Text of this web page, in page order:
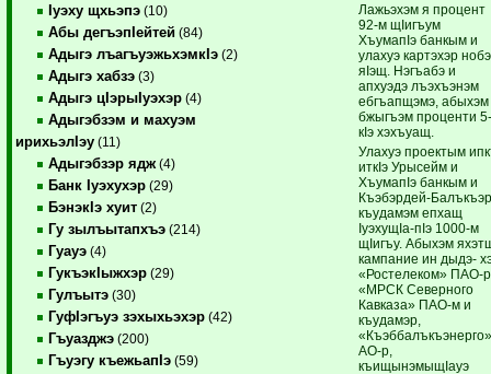
Iуэху щхьэпэ (10)
Абы дегъэпIейтей (84)
Адыгэ лъагъуэжьхэмкIэ (2)
Адыгэ хабзэ (3)
Адыгэ цIэрыIуэхэр (4)
Адыгэбзэм и махуэм
ирихьэлIэу (11)
Адыгэбзэр ядж (4)
Банк Iуэхухэр (29)
БэнэкIэ хуит (2)
Гу зылъытапхъэ (214)
Гуауэ (4)
ГукъэкIыжхэр (29)
Гулъытэ (30)
ГуфIэгъуэ зэхыхьэхэр (42)
Гъуазджэ (200)
Гъуэгу къежьапIэ (59)
Лажьэхэм я процент
92-м щIигъум
ХъумапIэ банкым и
улахуэ картэхэр нобэ
яIэщ. Нэгъабэ и
апхуэдэ лъэхъэнэм
ебгъапщэмэ, абыхэм
бжыгъэм проценти
кIэ хэхъуащ.
Улахуэ проектым
иткIэ Урысейм и
ХъумапIэ банкым и
Къэбэрдей-
къудамэм епхащ
IуэхущIа-пIэ 1000-м
щIигъу. Абыхэм
кампание ин дыдэ-
«Ростелеком» ПАО-
«МРСК Северного
Кавказа» ПАО-м и
къудамэр,
АО-р,
къищынэмыщIауэ